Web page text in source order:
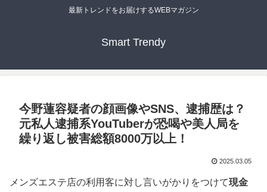
最新トレンドをお届けするWEBマガジン
Smart Trendy
今野蓮容疑者の顔画像やSNS、逮捕歴は？
元私人逮捕系YouTuberが恐喝や美人局を
繰り返し被害総額8000万以上！
2025.03.05
メンズエステ店の利用客に対し言いがかりをつけて現金